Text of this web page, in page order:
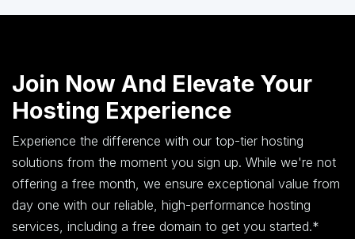
Join Now And Elevate Your
Hosting Experience
Experience the difference with our top-tier hosting
solutions from the moment you sign up. While we're not
offering a free month, we ensure exceptional value from
day one with our reliable, high-performance hosting
services, including a free domain to get you started.*